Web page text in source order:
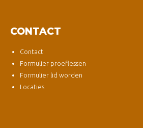
CONTACT
Contact
Formulier proeflessen
Formulier lid worden
Locaties